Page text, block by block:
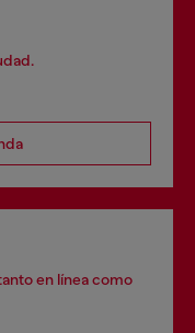
en línea como